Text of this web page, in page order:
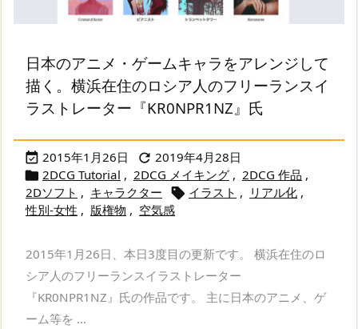
日本のアニメ・ゲームキャラをアレンジして
描く。横浜在住のロシア人のフリーランスイ
ラストレーター『KR0NPR1NZ』氏
 2015年1月26日  2019年4月28日
 2DCG Tutorial , 2DCG メイキング , 2DCG 作品 ,
2Dソフト , キャラクター  イラスト , リアル化 ,
性別-女性 , 版権物 , 空気感
2015年1月26日、本日3度目の更新です。 横浜在住のロ
シア人のフリーランスイラストレーター
『KR0NPR1NZ』氏の作品です。 主に日本のアニメ、ゲ
ーム等を ...